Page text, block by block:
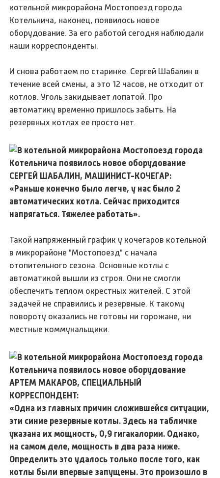
котельной микрорайона Мостопоезд города
Котельнича, наконец, появилось новое
оборудование. За его работой сегодня наблюдали
наши корреспонденты.
И снова работаем по старинке. Сергей Шабалин в
течение всей смены, а это 12 часов, не отходит от
котлов. Уголь закидывает лопатой. Про
автоматику временно пришлось забыть. На
резервных котлах ее просто нет.
СЕРГЕЙ ШАБАЛИН, МАШИНИСТ-КОЧЕГАР:
«Раньше конечно было легче, у нас было 2
автоматических котла. Сейчас приходится
напрягаться. Тяжелее работать».
Такой напряженный график у кочегаров котельной
в микрорайоне "Мостопоезд" с начала
отопительного сезона. Основные котлы с
автоматикой вышли из строя. Они не смогли
обеспечить теплом окрестных жителей. С этой
задачей не справились и резервные. К такому
повороту оказались не готовы ни горожане, ни
местные коммунальщики.
АРТЕМ МАКАРОВ, СПЕЦИАЛЬНЫЙ
КОРРЕСПОНДЕНТ:
«Одна из главных причин сложившейся ситуации,
эти синие резервные котлы. Здесь на табличке
указана их мощность, 0,9 гигакалории. Однако,
на самом деле, мощность в два раза ниже.
Определить это удалось только после того, как
котлы были впервые запущены. Это произошло в